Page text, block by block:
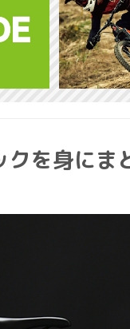
クを身に